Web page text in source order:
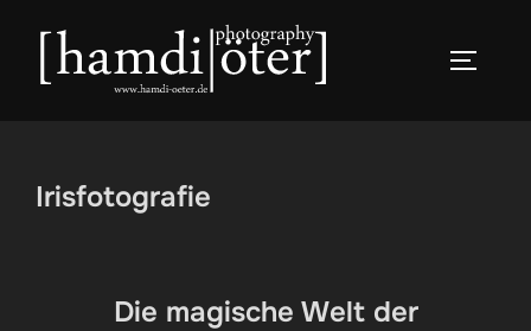
springen
Irisfotografie
Die magische Welt der